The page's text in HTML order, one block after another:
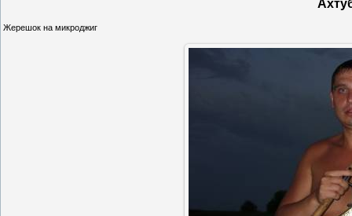
Жерешок на микроджиг